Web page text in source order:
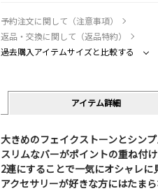
予約注文に関して（注意事項）
返品・交換に関して（返品特約）
過去購入アイテムサイズと比較する
アイテム詳細
大きめのフェイクストーンとシン
スリムなバーがポイントの重ね付
2連にすることで一気にオシャレに
アクセサリーが好きな方にはたまら